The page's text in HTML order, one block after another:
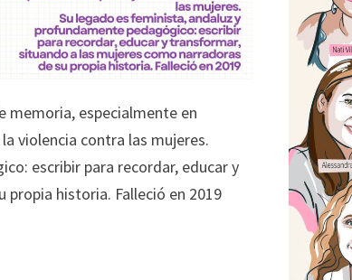
memoria, especialmente en
violencia contra las mujeres.
escribir para recordar, educar y
historia. Falleció en 2019